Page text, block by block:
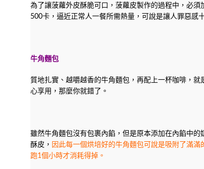
為了讓菠蘿外皮酥脆可口，菠蘿皮製作的過程中，必
500卡，逼近正常人一餐所需熱量，可說是讓人罪惡感
牛角麵包
質地扎實、越嚼越香的牛角麵包，再配上一杯咖啡，
心享用，那麼你就錯了。
雖然牛角麵包沒有包裹內餡，但是原本添加在內餡中
酥皮， 因此每一個烘培好的牛角麵包可說是吸附了滿
跑1個小時才消耗得掉。